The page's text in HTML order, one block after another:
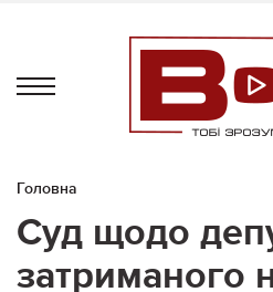
Головна
Суд щодо
затриманого